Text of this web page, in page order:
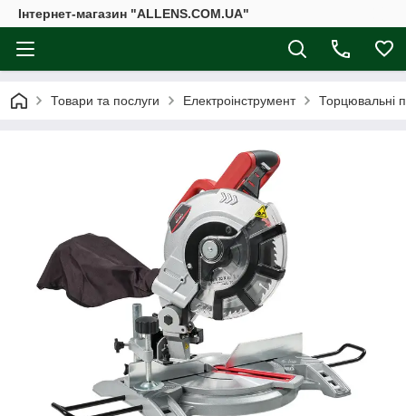
Інтернет-магазин "ALLENS.COM.UA"
Товари та послуги Електроінструмент Торцювальні